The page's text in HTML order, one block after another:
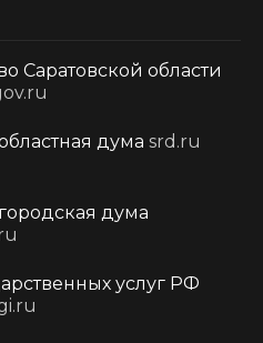
Саратовской области
дума srd.ru
дума
услуг РФ